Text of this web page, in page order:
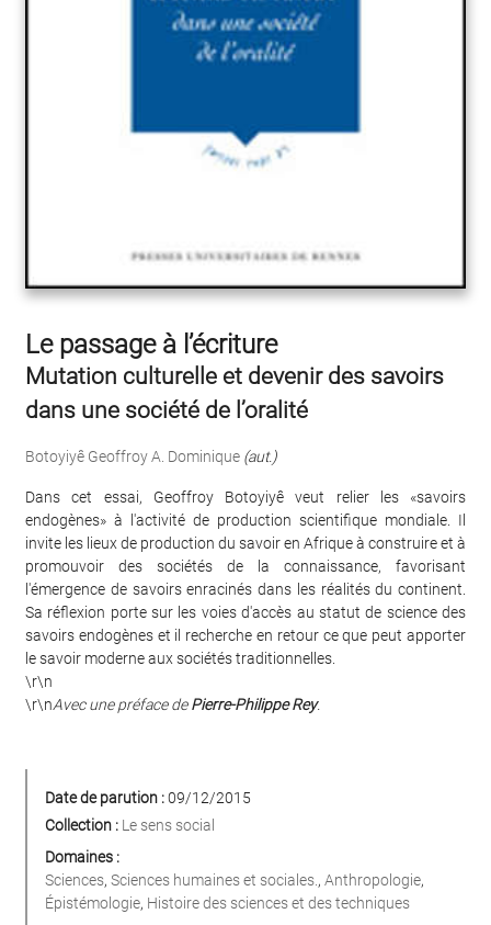
Le passage à l’écriture
Mutation culturelle et devenir des savoirs
dans une société de l’oralité
Botoyiyê Geoffroy A. Dominique (aut.)
Dans cet essai, Geoffroy Botoyiyê veut relier les «savoirs
endogènes» à l'activité de production scientifique mondiale. Il
invite les lieux de production du savoir en Afrique à construire et à
promouvoir des sociétés de la connaissance, favorisant
l'émergence de savoirs enracinés dans les réalités du continent.
Sa réflexion porte sur les voies d'accès au statut de science des
savoirs endogènes et il recherche en retour ce que peut apporter
le savoir moderne aux sociétés traditionnelles.
\r\n
\r\nAvec une préface dePierre-Philippe Rey.
Date de parution :09/12/2015
Collection : Le sens social
Domaines :
Sciences, Sciences humaines et sociales., Anthropologie,
Épistémologie, Histoire des sciences et des techniques